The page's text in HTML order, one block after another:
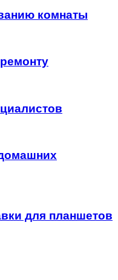
комнаты
для планшетов